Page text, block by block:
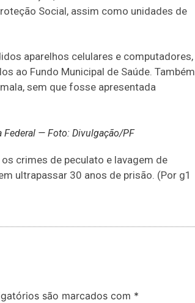
Social, assim como unidades de
aparelhos celulares e computadores,
ao Fundo Municipal de Saúde. Também
sem que fosse apresentada
Federal — Foto: Divulgação/PF
crimes de peculato e lavagem de
ultrapassar 30 anos de prisão. (Por g1
são marcados com *